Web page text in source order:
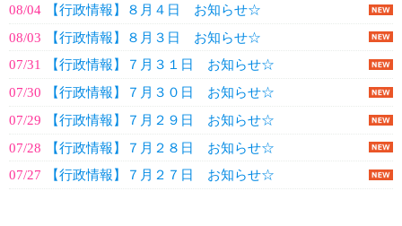
08/04
【行政情報】８月４日 お知らせ☆
08/03
【行政情報】８月３日 お知らせ☆
07/31
【行政情報】７月３１日 お知らせ☆
07/30
【行政情報】７月３０日 お知らせ☆
07/29
【行政情報】７月２９日 お知らせ☆
07/28
【行政情報】７月２８日 お知らせ☆
07/27
【行政情報】７月２７日 お知らせ☆